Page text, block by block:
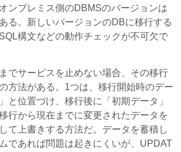
ンプレミス側のDBMSのバージョンは
る。新しいバージョンのDBに移行する
構文などの動作チェックが不可欠で
でサービスを止めない場合、その移行
方法がある。1つは、移行開始時のデー
と位置づけ、移行後に「初期データ」
行から現在までに変更されたデータを
て上書きする方法だ。データを蓄積し
であれば問題は起きにくいが、UPDAT